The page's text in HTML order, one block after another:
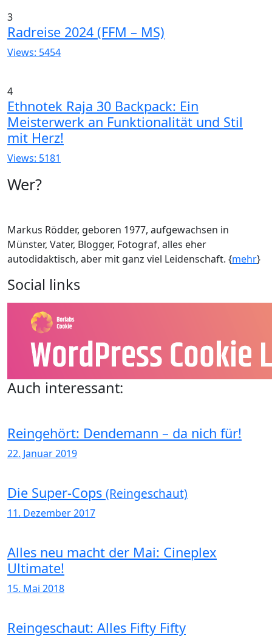
3
Radreise 2024 (FFM – MS)
Views: 5454
4
Ethnotek Raja 30 Backpack: Ein
Meisterwerk an Funktionalität und Stil
mit Herz!
Views: 5181
Wer?
Markus Rödder, geboren 1977, aufgewachsen in
Münster, Vater, Blogger, Fotograf, alles eher
autodidaktisch, aber mit ganz viel Leidenschaft. {mehr}
Social links
Auch interessant:
Reingehört: Dendemann – da nich für!
22. Januar 2019
Die Super-Cops (Reingeschaut)
11. Dezember 2017
Alles neu macht der Mai: Cineplex
Ultimate!
15. Mai 2018
Reingeschaut: Alles Fifty Fifty